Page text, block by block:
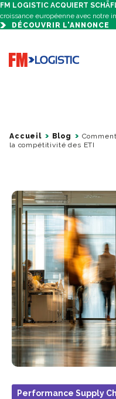
FM LOGISTIC ACQUIERT
croissance européenne avec notre
DÉCOUVRIR L'ANNONCE
Go to home page
Accueil Blog
la compétitivité des ETI
Performance Supply